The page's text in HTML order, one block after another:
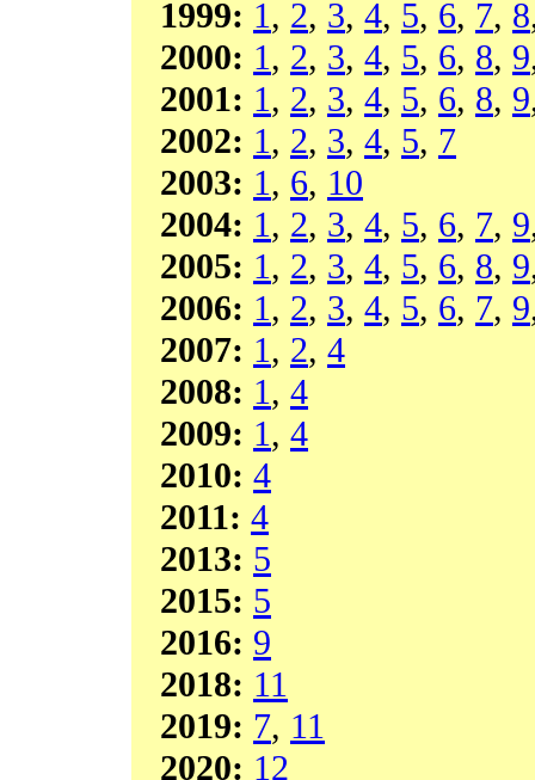
1999: 1, 2, 3, 4, 5, 6, 7, 8
2000: 1, 2, 3, 4, 5, 6, 8, 9
2001: 1, 2, 3, 4, 5, 6, 8, 9
2002: 1, 2, 3, 4, 5, 7
2003: 1, 6, 10
2004: 1, 2, 3, 4, 5, 6, 7, 9
2005: 1, 2, 3, 4, 5, 6, 8, 9
2006: 1, 2, 3, 4, 5, 6, 7, 9
2007: 1, 2, 4
2008: 1, 4
2009: 1, 4
2010: 4
2011: 4
2013: 5
2015: 5
2016: 9
2018: 11
2019: 7, 11
2020: 12